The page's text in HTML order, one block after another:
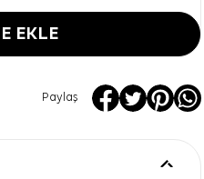
EKLE
Paylaş